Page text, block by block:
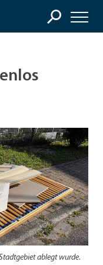
ablegt wurde.